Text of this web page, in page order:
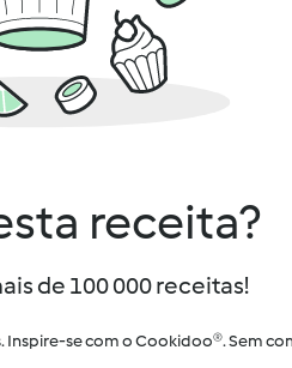
receita?
de 100 000 receitas!
Inspire-se com o Cookidoo®. Sem